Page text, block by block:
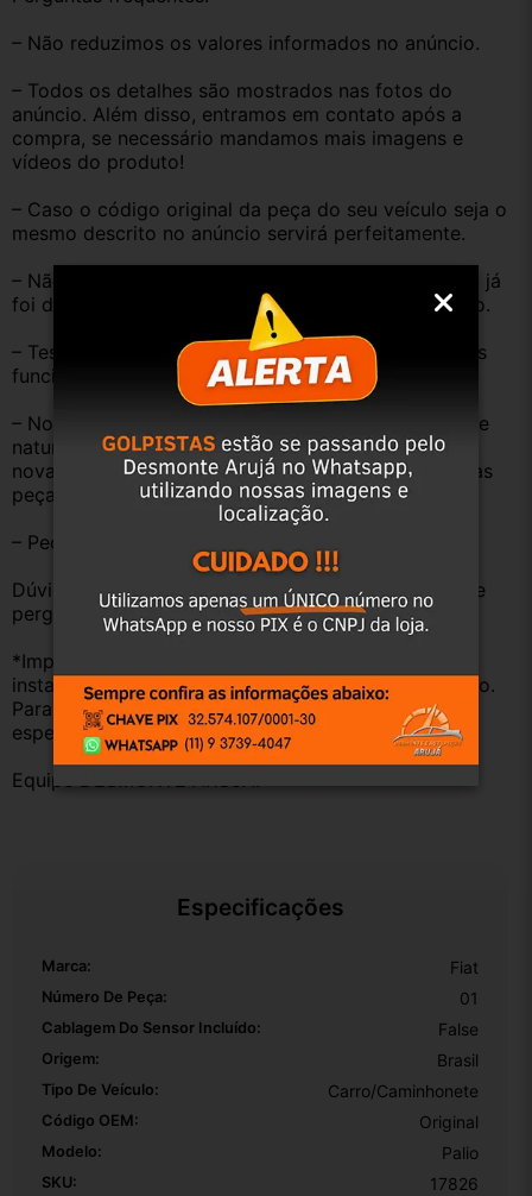
– Não reduzimos os valores informados no anúncio.
– Todos os detalhes são mostrados nas fotos do
anúncio. Além disso, entramos em contato após a
compra, se necessário mandamos mais imagens e
vídeos do produto!
– Caso o código original da peça do seu veículo seja o
mesmo descrito no anúncio servirá perfeitamente.
– Não temos informação sobre o KM, pois o veículo já
foi desmontado. No entanto, estão em ótimo estado.
– Testamos as peças antes de anunciar e enviar, elas
funcionam perfeitamente.
– Nossas peças são USADAS e apresentam desgaste
natural pelo tempo. Peças perfeitas são apenas as
novas e sem uso. No entanto, garantimos que nossas
peças estão em BOM ESTADO e foram testadas.
– Peças são ORIGINAIS USADAS.
Dúvidas sobre uso ou aplicação, utilizar o campo de
perguntas;
*Importante: Não nos responsabilizamos por
instalações inadequadas ou uso indevido do produto.
Para evitar problemas, consulte um profissional
especializado.
Equipe DESMONTE ARUJÁ.
Especificações
Marca: Fiat
Número De Peça: 01
Cablagem Do Sensor Incluído: False
Origem: Brasil
Tipo De Veículo: Carro/Caminhonete
Código OEM: Original
Modelo: Palio
SKU: 17826